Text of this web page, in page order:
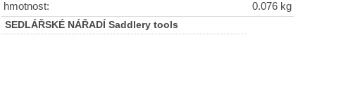
hmotnost:
0.076 kg
SEDLÁŘSKÉ NÁŘADÍ Saddlery tools